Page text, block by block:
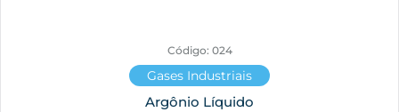
Código: 024
Gases Industriais
Argônio Líquido